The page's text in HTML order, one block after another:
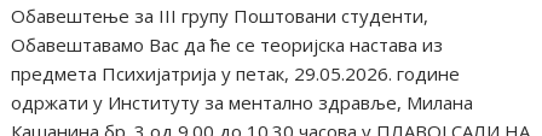
Обавештење за III групу Поштовани студенти,
Обавештавамо Вас да ће се теоријска настава из
предмета Психијатрија у петак, 29.05.2026. године
одржати у Институту за ментално здравље, Милана
Кашанина бр. 3 од 9.00 до 10.30 часова у ПЛАВОЈ САЛИ НА